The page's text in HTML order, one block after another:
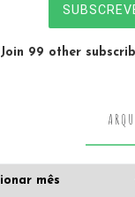
Join 99 other